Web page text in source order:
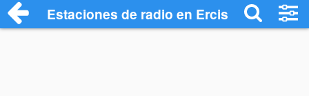
Estaciones de radio en Ercis - Escuchar